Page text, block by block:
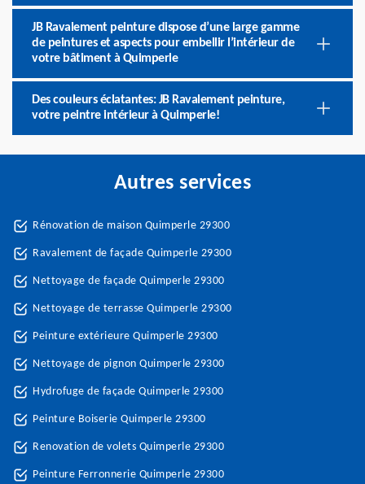
JB Ravalement peinture dispose d’une large gamme
de peintures et aspects pour embellir l’intérieur de
votre bâtiment à Quimperle
Des couleurs éclatantes: JB Ravalement peinture,
votre peintre intérieur à Quimperle!
Autres services
Rénovation de maison Quimperle 29300
Ravalement de façade Quimperle 29300
Nettoyage de façade Quimperle 29300
Nettoyage de terrasse Quimperle 29300
Peinture extérieure Quimperle 29300
Nettoyage de pignon Quimperle 29300
Hydrofuge de façade Quimperle 29300
Peinture Boiserie Quimperle 29300
Renovation de volets Quimperle 29300
Peinture Ferronnerie Quimperle 29300